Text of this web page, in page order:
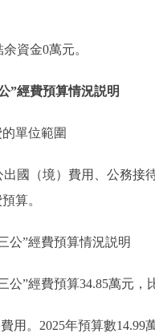
資金0萬元。
經費預算情況説明
單位範圍
（境）費用、公務接待
算。
”經費預算情況説明
”經費預算34.85萬元，
。2025年預算數14.99